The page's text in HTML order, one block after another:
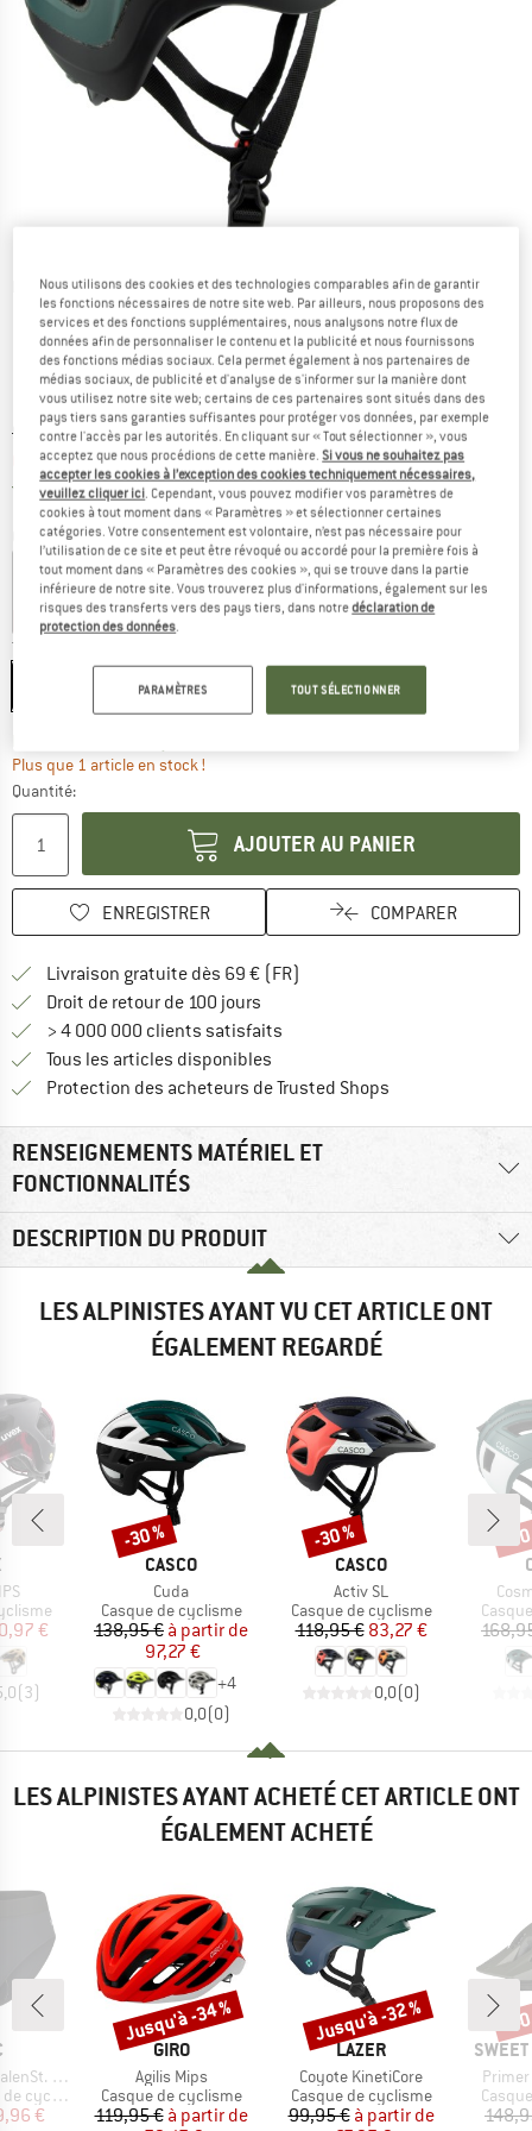
Photos détaillées
Prix initial :
99,95€
Prix:
69,97€ TVA incl.
Livraison gratuite(FR)France. Informations sur les frais de
Couleur:Dunkelgrün
-13 % -17 % -17 % -30 % -30 %
Taille:
56-58 cm - M 58-62 cm - L
Plus que 1 article en stock !
Quantité:
AJOUTER AU PANIER
ENREGISTRER COMPARER
Livraison gratuite dès 69 € (FR)
Droit de retour de 100 jours
> 4 000 000 clients satisfaits
Tous les articles disponibles
Protection des acheteurs de Trusted Shops
RENSEIGNEMENTS MATÉRIEL ET
FONCTIONNALITÉS
DESCRIPTION DU PRODUIT
LES ALPINISTES AYANT VU CET ARTICLE ONT
ÉGALEMENT REGARDÉ
réduit
€
(3)
MARQUE
CASCO
Article
Cuda
Product group
Casque de cyclisme
Prix
138,95 € Prix réduit
à partir de
97,27 €
+4
0,0(0)
Remise
-30 %
MARQUE
CASCO
Article
Activ SL
Product group
Casque de cyclisme
Prix
118,95 €Prix réduit
83,27 €
0,0(0)
Remise
-30 % -
LES ALPINISTES AYANT ACHETÉ CET ARTICLE ONT
ÉGALEMENT ACHETÉ
Slip
réduit
€
MARQUE
GIRO
Article
Agilis Mips
Product group
Casque de cyclisme
Prix
119,95 € Prix réduit
à partir de
Remise
Jusqu'à -34 %
MARQUE
LAZER
Article
Coyote KinetiCore
Product group
Casque de cyclisme
Prix
99,95 € Prix réduit
à partir de
Remise
Jusqu'à -32 %
Article
-
Nous utilisons des cookies et des technologies comparables afin de garantir
les fonctions nécessaires de notre site web. Par ailleurs, nous proposons des
services et des fonctions supplémentaires, nous analysons notre flux de
données afin de personnaliser le contenu et la publicité et nous fournissons
des fonctions médias sociaux. Cela permet également à nos partenaires de
médias sociaux, de publicité et d'analyse de s'informer sur la manière dont
vous utilisez notre site web; certains de ces partenaires sont situés dans des
pays tiers sans garanties suffisantes pour protéger vos données, par exemple
contre l'accès par les autorités. En cliquant sur « Tout sélectionner », vous
acceptez que nous procédions de cette manière.Si vous ne souhaitez pas
accepter les cookies à l’exception des cookies techniquement nécessaires,
veuillez cliquer ici. Cependant, vous pouvez modifier vos paramètres de
cookies à tout moment dans « Paramètres » et sélectionner certaines
catégories. Votre consentement est volontaire, n’est pas nécessaire pour
l’utilisation de ce site et peut être révoqué ou accordé pour la première fois à
tout moment dans « Paramètres des cookies », qui se trouve dans la partie
inférieure de notre site. Vous trouverez plus d'informations, également sur les
risques des transferts vers des pays tiers, dans notredéclaration de
protection des données.
PARAMÈTRES TOUT SÉLECTIONNER